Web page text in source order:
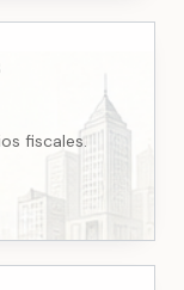
fiscales.